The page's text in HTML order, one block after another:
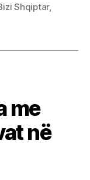
Shqiptar,
me
në